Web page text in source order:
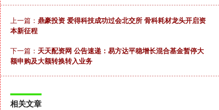
上一篇： 鼎豪投资 爱得科技成功过会北交所 骨科耗材龙头开启资
本新征程
下一篇： 天天配资网 公告速递：易方达平稳增长混合基金暂停大
额申购及大额转换转入业务
相关文章